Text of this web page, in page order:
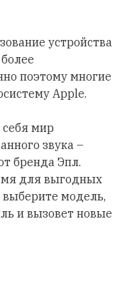
устройства
поэтому многие
Apple.
мир
звука –
бренда Эпл.
для выгодных
выберите модель,
и вызовет новые